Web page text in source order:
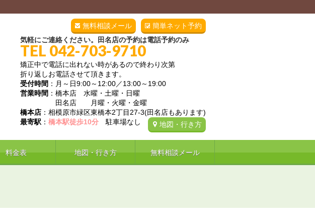
簡単ネット予約
無料相談メール
気軽にご連絡ください。田名店の予約は電話予約のみ
TEL 042-703-9710
矯正中で電話に出れない時があるので終わり次第
折り返しお電話させて頂きます。
受付時間 ：月～日9:00～12:00／13:00～19:00
営業時間 ：橋本店 水曜・土曜・日曜
田名店 月曜・火曜・金曜
橋本店 ：相模原市緑区東橋本2丁目27-3(田名店もあります)
最寄駅 ： 橋本駅徒歩10分 駐車場なし 地図・行き方
料金表 地図・行き方 無料相談メール